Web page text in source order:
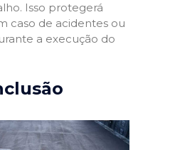
Isso protegerá
caso de acidentes ou
a execução do